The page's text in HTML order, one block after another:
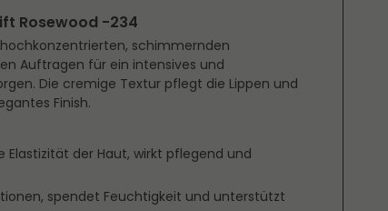
Rosewood -234
schimmernden
Auftragen für ein intensives und
Die cremige Textur pflegt die Lippen und
Finish.
Elastizität der Haut, wirkt pflegend und
spendet Feuchtigkeit und unterstützt